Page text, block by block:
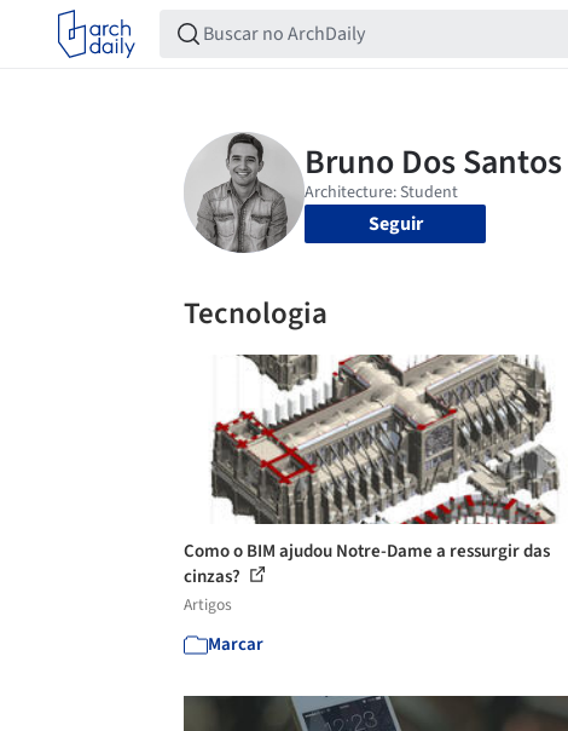
Seguir
Tecnologia
Como o BIM ajudou Notre-Dame a ressurgir das
cinzas?
Artigos
Marcar